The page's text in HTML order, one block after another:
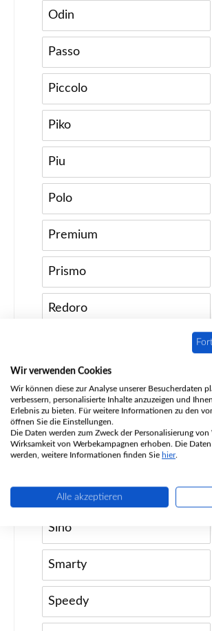
Odin
Passo
Piccolo
Piko
Piu
Polo
Premium
Prismo
Redoro
Senso
Sento
Seo
Sino
Smarty
Speedy
Wir verwenden Cookies
Wir können diese zur Analyse unserer Besucherdaten
verbessern, personalisierte Inhalte anzuzeigen und
Erlebnis zu bieten. Für weitere Informationen zu den
öffnen Sie die Einstellungen.
Die Daten werden zum Zweck der Personalisierung
Wirksamkeit von Werbekampagnen erhoben. Die
werden, weitere Informationen finden Sie hier.
Alle akzeptieren